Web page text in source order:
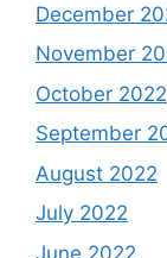
December
November
October 2022
September
August 2022
July 2022
June 2022